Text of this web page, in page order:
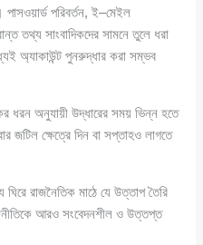
পাসওয়ার্ড পরিবর্তন, ই–মেইল
তথ্য সাংবাদিকদের সামনে তুলে ধরা
অ্যাকাউন্ট পুনরুদ্ধার করা সম্ভব
ধরন অনুযায়ী উদ্ধারের সময় ভিন্ন হতে
জটিল ক্ষেত্রে দিন বা সপ্তাহও লাগতে
ঘিরে রাজনৈতিক মাঠে যে উত্তাপ তৈরি
আরও সংবেদনশীল ও উত্তপ্ত